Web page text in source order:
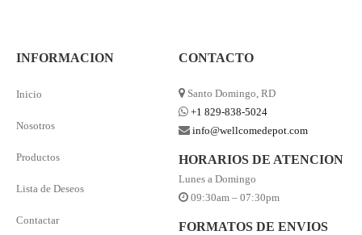
INFORMACION
Inicio
Nosotros
Productos
Lista de Deseos
Contactar
CONTACTO
Santo Domingo, RD
+1 829-838-5024
info@wellcomedepot.com
HORARIOS DE ATENCION
Lunes a Domingo
09:30am – 07:30pm
FORMATOS DE ENVIOS